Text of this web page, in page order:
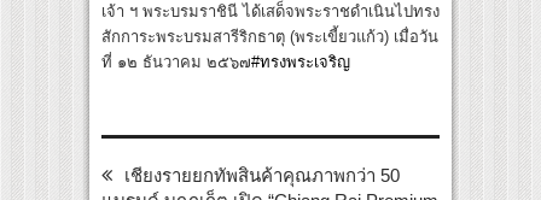
เจ้า ฯ พระบรมราชินี ได้เสด็จพระราชดำเนินไปทรง
สักการะพระบรมสารีริกธาตุ (พระเขี้ยวแก้ว) เมื่อวัน
ที่ ๑๒ ธันวาคม ๒๕๖๗#ทรงพระเจริญ
เชียงรายยกทัพสินค้าคุณภาพกว่า 50